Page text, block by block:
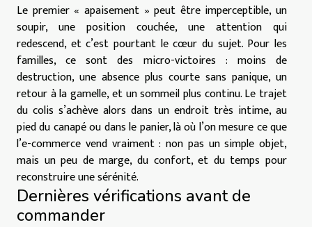
Le premier « apaisement » peut être imperceptible, un
soupir, une position couchée, une attention qui
redescend, et c’est pourtant le cœur du sujet. Pour les
familles, ce sont des micro-victoires : moins de
destruction, une absence plus courte sans panique, un
retour à la gamelle, et un sommeil plus continu. Le trajet
du colis s’achève alors dans un endroit très intime, au
pied du canapé ou dans le panier, là où l’on mesure ce que
l’e-commerce vend vraiment : non pas un simple objet,
mais un peu de marge, du confort, et du temps pour
reconstruire une sérénité.
Dernières vérifications avant de
commander